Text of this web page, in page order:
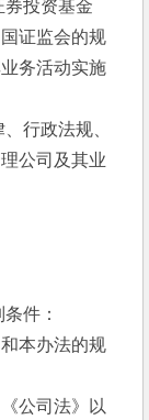
券投资基金
证监会的规
务活动实施
行政法规、
公司及其业
件：
本办法的规
公司法》以